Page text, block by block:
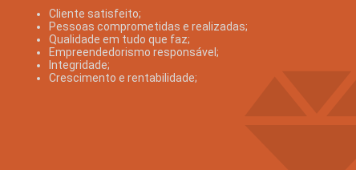
Cliente satisfeito;
Pessoas comprometidas e realizadas;
Qualidade em tudo que faz;
Empreendedorismo responsável;
Integridade;
Crescimento e rentabilidade;